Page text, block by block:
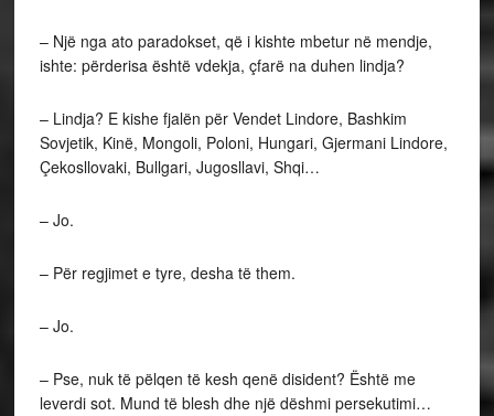
– Një nga ato paradokset, që i kishte mbetur në mendje,
ishte: përderisa është vdekja, çfarë na duhen lindja?
– Lindja? E kishe fjalën për Vendet Lindore, Bashkim
Sovjetik, Kinë, Mongoli, Poloni, Hungari, Gjermani Lindore,
Çekosllovaki, Bullgari, Jugosllavi, Shqi…
– Jo.
– Për regjimet e tyre, desha të them.
– Jo.
– Pse, nuk të pëlqen të kesh qenë disident? Është me
leverdi sot. Mund të blesh dhe një dëshmi persekutimi…